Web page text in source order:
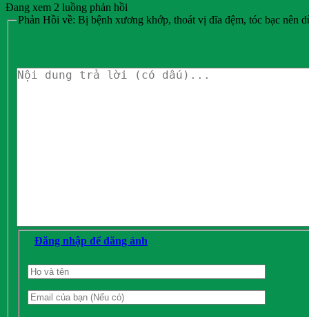
Đang xem 2 luồng phản hồi
Phản Hồi về: Bị bệnh xương khớp, thoát vị đĩa đệm, tóc bạc nên
Đăng nhập để đăng ảnh